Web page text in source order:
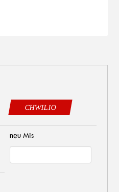
CHWILIO
neu Mis